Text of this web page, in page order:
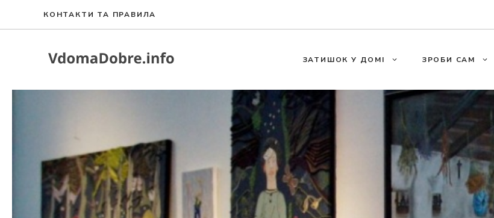
КОНТАКТИ ТА ПРАВИЛА
ЗАТИШОК У ДОМІ ЗРОБИ САМ